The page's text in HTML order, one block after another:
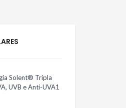
Solent® Tripla
UVB e Anti-UVA1